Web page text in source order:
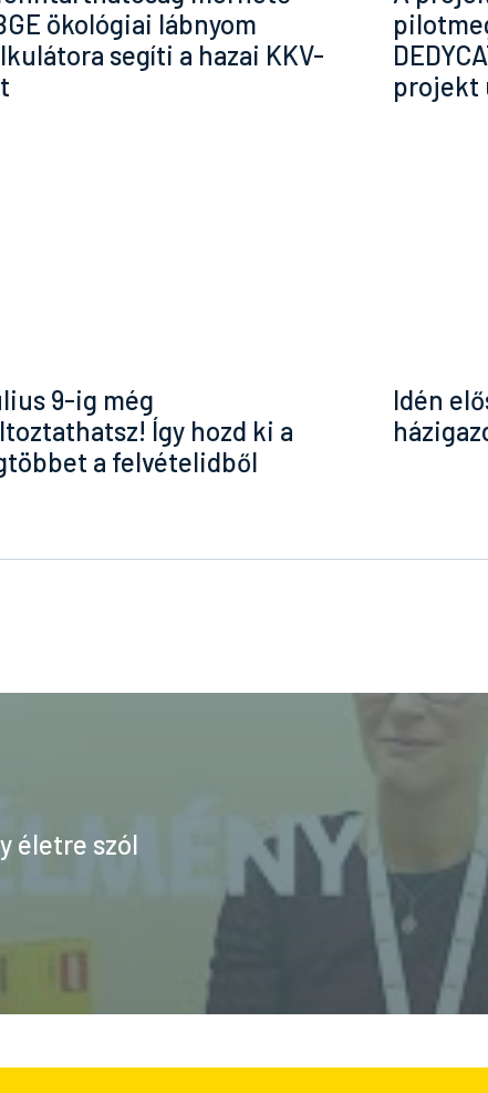
ökológiai lábnyom
segíti a hazai KKV-
projekt
9-ig még
Így hozd ki a
a felvételidből
Idén
életre szól